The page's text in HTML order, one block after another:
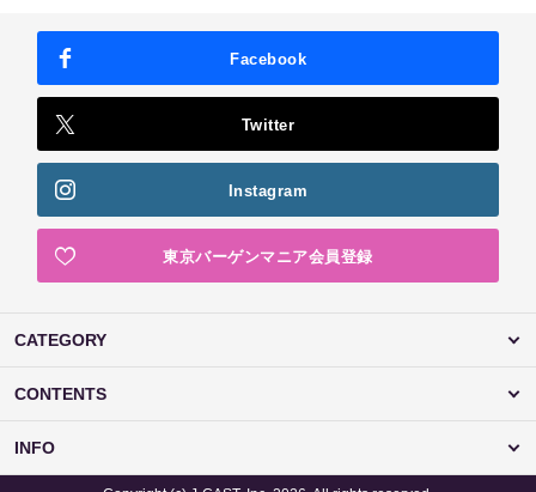
Facebook
Twitter
Instagram
東京バーゲンマニア会員登録
CATEGORY
CONTENTS
INFO